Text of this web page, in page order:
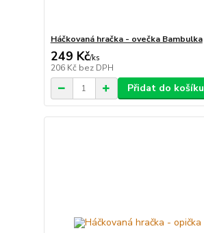
Háčkovaná hračka - ovečka Bambulka
249 Kč/ks
206 Kč bez DPH
Přidat do košíku